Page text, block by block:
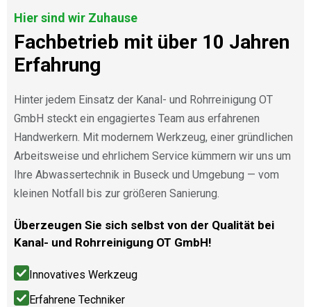
Hier sind wir Zuhause
Fachbetrieb mit über 10 Jahren
Erfahrung
Hinter jedem Einsatz der Kanal- und Rohrreinigung OT
GmbH steckt ein engagiertes Team aus erfahrenen
Handwerkern. Mit modernem Werkzeug, einer gründlichen
Arbeitsweise und ehrlichem Service kümmern wir uns um
Ihre Abwassertechnik in Buseck und Umgebung — vom
kleinen Notfall bis zur größeren Sanierung.
Überzeugen Sie sich selbst von der Qualität bei
Kanal- und Rohrreinigung OT GmbH!
Innovatives Werkzeug
Erfahrene Techniker